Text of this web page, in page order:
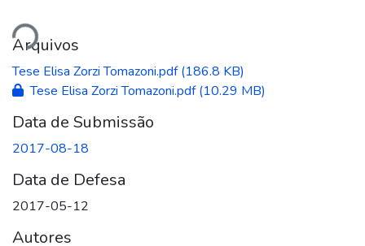
Arquivos
Tese Elisa Zorzi Tomazoni.pdf(186.8 KB)
Tese Elisa Zorzi Tomazoni.pdf(10.29 MB)
Data de Submissão
2017-08-18
Data de Defesa
2017-05-12
Autores